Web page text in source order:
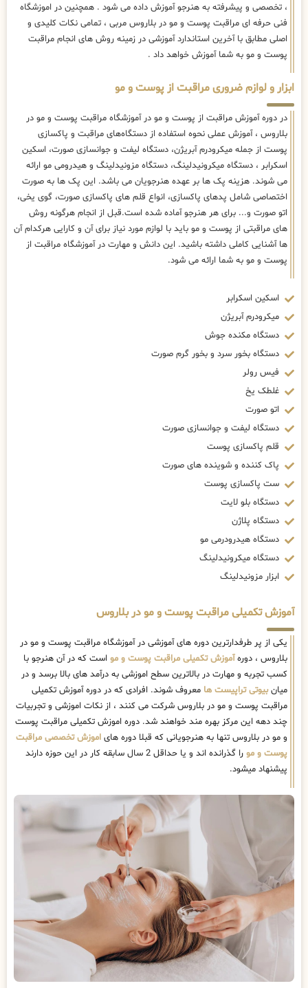
، تخصصی و پیشرفته به هنرجو آموزش داده می شود . همچنین در اموزشگاه
فنی حرفه ای مراقبت پوست و مو در بلاروس مربی ، تمامی نکات کلیدی و
اصلی مطابق با آخرین استاندارد آموزشی در زمینه روش های انجام مراقبت
پوست و مو به شما آموزش خواهد داد .
ابزار و لوازم ضروری مراقبت از پوست و مو
در دوره آموزش مراقبت از پوست و مو در آموزشگاه مراقبت پوست و مو در
بلاروس ، آموزش عملی نحوه استفاده از دستگاه‌های مراقبت و پاکسازی
پوست از جمله میکرودرم آبریژن، دستگاه لیفت و جوانسازی صورت، اسکین
اسکرابر ، دستگاه میکرونیدلینگ، دستگاه مزونیدلینگ و هیدرومی مو ارائه
می شوند. هزینه پک ها بر عهده هنرجویان می باشد. این پک ها به صورت
اختصاصی شامل پدهای پاکسازی، انواع قلم های پاکسازی صورت، گوی یخی،
اتو صورت و... برای هر هنرجو آماده شده است.قبل از انجام هرگونه روش
های مراقبتی از پوست و مو باید با لوازم مورد نیاز برای آن و کارایی هرکدام آن
ها آشنایی کاملی داشته باشید. این دانش و مهارت در آموزشگاه مراقبت از
پوست و مو به شما ارائه می شود.
اسکین اسکرابر
میکرودرم آبریژن
دستگاه مکنده جوش
دستگاه بخور سرد و بخور گرم صورت
فیس رولر
غلطک یخ
اتو صورت
دستگاه لیفت و جوانسازی صورت
قلم پاکسازی پوست
پاک کننده و شوینده های صورت
ست پاکسازی پوست
دستگاه بلو لایت
دستگاه پلاژن
دستگاه هیدرودرمی مو
دستگاه میکرونیدلینگ
ابزار مزونیدلینگ
آموزش تکمیلی مراقبت پوست و مو در بلاروس
یکی از پر طرفدارترین دوره های آموزشی در آموزشگاه مراقبت پوست و مو در
بلاروس ، دورهآموزش تکمیلی مراقبت پوست و مو است که در آن هنرجو با
کسب تجربه و مهارت در بالاترین سطح اموزشی به درآمد های بالا برسد و در
میانبیوتی تراپیست ها معروف شوند. افرادی که در دوره آموزش تکمیلی
مراقبت پوست و مو در بلاروس شرکت می کنند ، از نکات اموزشی و تجربیات
چند دهه این مرکز بهره مند خواهند شد. دوره اموزش تکمیلی مراقبت پوست
و مو در بلاروس تنها به هنرجویانی که قبلا دوره های اموزش تخصصی مراقبت
پوست و مو
را گذرانده اند و یا حداقل 2 سال سابقه کار در این حوزه دارند
پیشنهاد میشود.